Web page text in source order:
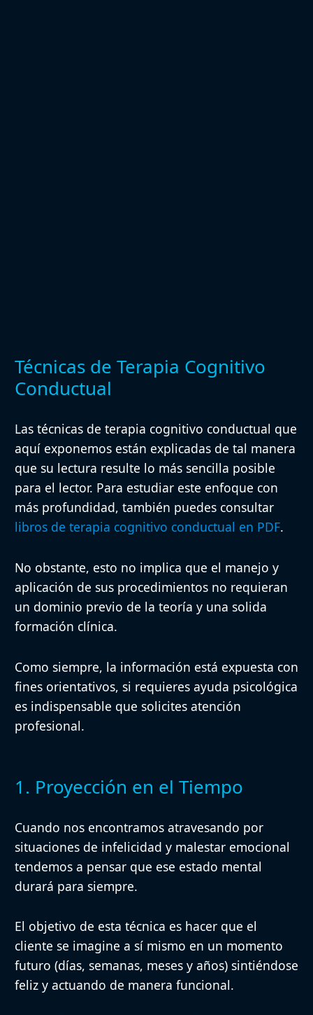
Técnicas de Terapia Cognitivo
Conductual
Las técnicas de terapia cognitivo conductual que
aquí exponemos están explicadas de tal manera
que su lectura resulte lo más sencilla posible
para el lector. Para estudiar este enfoque con
más profundidad, también puedes consultar
libros de terapia cognitivo conductual en PDF.
No obstante, esto no implica que el manejo y
aplicación de sus procedimientos no requieran
un dominio previo de la teoría y una solida
formación clínica.
Como siempre, la información está expuesta con
fines orientativos, si requieres ayuda psicológica
es indispensable que solicites atención
profesional.
1. Proyección en el Tiempo
Cuando nos encontramos atravesando por
situaciones de infelicidad y malestar emocional
tendemos a pensar que ese estado mental
durará para siempre.
El objetivo de esta técnica es hacer que el
cliente se imagine a sí mismo en un momento
futuro (días, semanas, meses y años) sintiéndose
feliz y actuando de manera funcional.